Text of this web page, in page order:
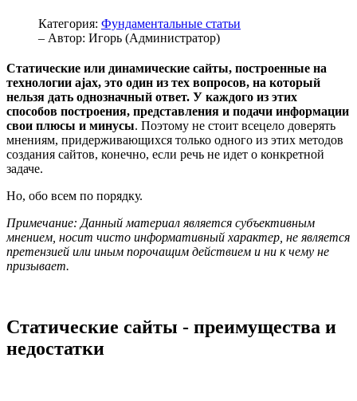
Категория: Фундаментальные статьи
– Автор: Игорь (Администратор)
Статические или динамические сайты, построенные на
технологии ajax, это один из тех вопросов, на который
нельзя дать однозначный ответ. У каждого из этих
способов построения, представления и подачи информации
свои плюсы и минусы. Поэтому не стоит всецело доверять
мнениям, придерживающихся только одного из этих методов
создания сайтов, конечно, если речь не идет о конкретной
задаче.
Но, обо всем по порядку.
Примечание: Данный материал является субъективным
мнением, носит чисто информативный характер, не является
претензией или иным порочащим действием и ни к чему не
призывает.
Статические сайты - преимущества и
недостатки